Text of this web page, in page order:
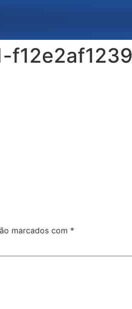
marcados com *